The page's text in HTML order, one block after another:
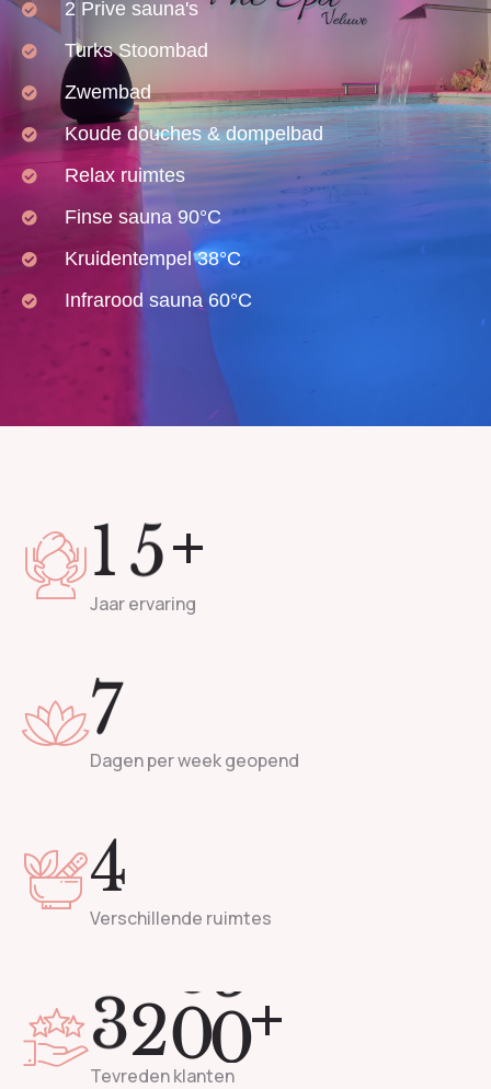
2 Prive sauna's
Turks Stoombad
Zwembad
Koude douches & dompelbad
Relax ruimtes
Finse sauna 90°C
Kruidentempel 38°C
Infrarood sauna 60°C
15+
Jaar ervaring
7
Dagen per week geopend
4
Verschillende ruimtes
3200+
Tevreden klanten